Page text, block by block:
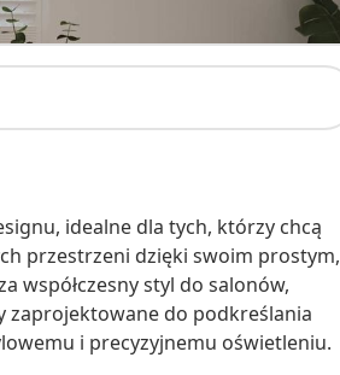
idealne dla tych, którzy chcą
przestrzeni dzięki swoim prostym,
współczesny styl do salonów,
zaprojektowane do podkreślania
i precyzyjnemu oświetleniu.